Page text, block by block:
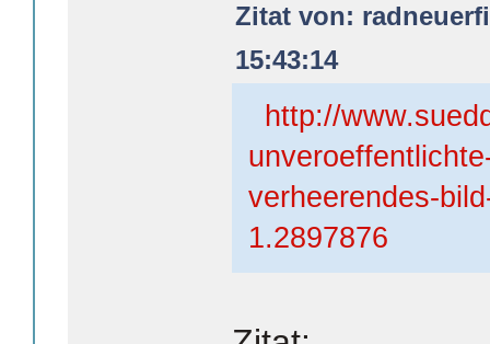
Zitat von:
15:43:14
http://
verheerendes-
1.2897876